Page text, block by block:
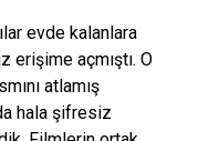
evde kalanlara
açmıştı. O
atlamış
hala şifresiz